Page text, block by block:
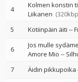
4 Kolmen konstin
Liikanen
5 Kotiinpäin äiti --
6
Jos mulle
Amore Mio --
7 Äidin pikkupoika